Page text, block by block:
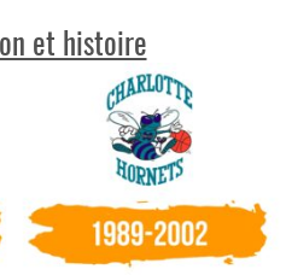
et histoire